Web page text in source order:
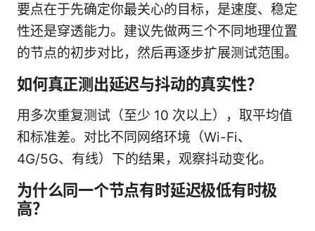
要点在于先确定你最关心的目标，是速度、稳定
性还是穿透能力。建议先做两三个不同地理位置
的节点的初步对比，然后再逐步扩展测试范围。
如何真正测出延迟与抖动的真实性？
用多次重复测试（至少 10 次以上），取平均值
和标准差。对比不同网络环境（Wi-Fi、
4G/5G、有线）下的结果，观察抖动变化。
为什么同一个节点有时延迟极低有时极
高？